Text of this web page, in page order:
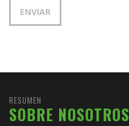
RESUMEN
SOBRE NOSOTROS